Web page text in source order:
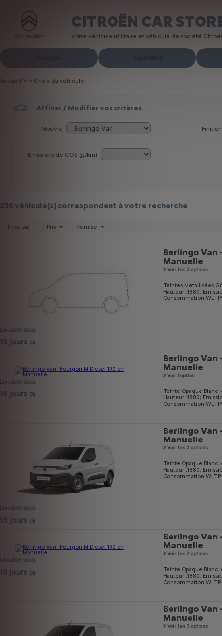
CITROËN CAR
Votre véhicule utilitaire et véhicule de société
Transformé
Accueil > > Choix du véhicule
Affiner / Modifier vos critères
Modèle Finition
Emissions de CO2 (g/km)
235 véhicule(s) correspondent à votre recherche
Trier par Prix Remise
Livrable sous
15 jours (3)
Berlingo Van
Manuelle
Voir les 3 options
Teintes Métallisées
Hauteur :1880;
Consommation
Livrable sous
15 jours (3)
Berlingo Van
Manuelle
Voir l'option
Teinte Opaque Blanc
Hauteur :1880;
Consommation
Livrable sous
15 jours (3)
Berlingo Van
Manuelle
Voir les 2 options
Teinte Opaque Blanc
Hauteur :1880;
Consommation
Livrable sous
15 jours (3)
Berlingo Van
Manuelle
Voir les 2 options
Teinte Opaque Blanc
Hauteur :1880;
Consommation
Berlingo Van
Manuelle
Voir les 3 options